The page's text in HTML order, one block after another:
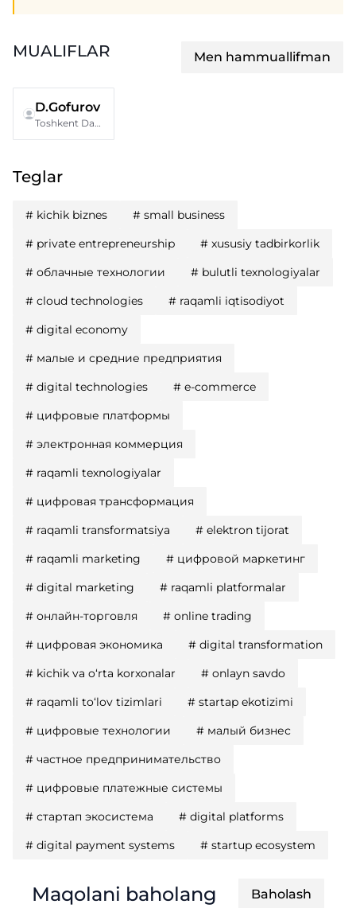
MUALIFLAR Men hammuallifman
D.Gofurov
Toshkent Davlat iqtisodiyot universiteti
Teglar
# kichik biznes # small business
# private entrepreneurship # xususiy tadbirkorlik
# облачные технологии # bulutli texnologiyalar
# cloud technologies # raqamli iqtisodiyot
# digital economy
# малые и средние предприятия
# digital technologies # e-commerce
# цифровые платформы
# электронная коммерция
# raqamli texnologiyalar
# цифровая трансформация
# raqamli transformatsiya # elektron tijorat
# raqamli marketing # цифровой маркетинг
# digital marketing # raqamli platformalar
# онлайн-торговля # online trading
# цифровая экономика # digital transformation
# kichik va o‘rta korxonalar # onlayn savdo
# raqamli to‘lov tizimlari # startap ekotizimi
# цифровые технологии # малый бизнес
# частное предпринимательство
# цифровые платежные системы
# стартап экосистема # digital platforms
# digital payment systems # startup ecosystem
Maqolani baholang Baholash